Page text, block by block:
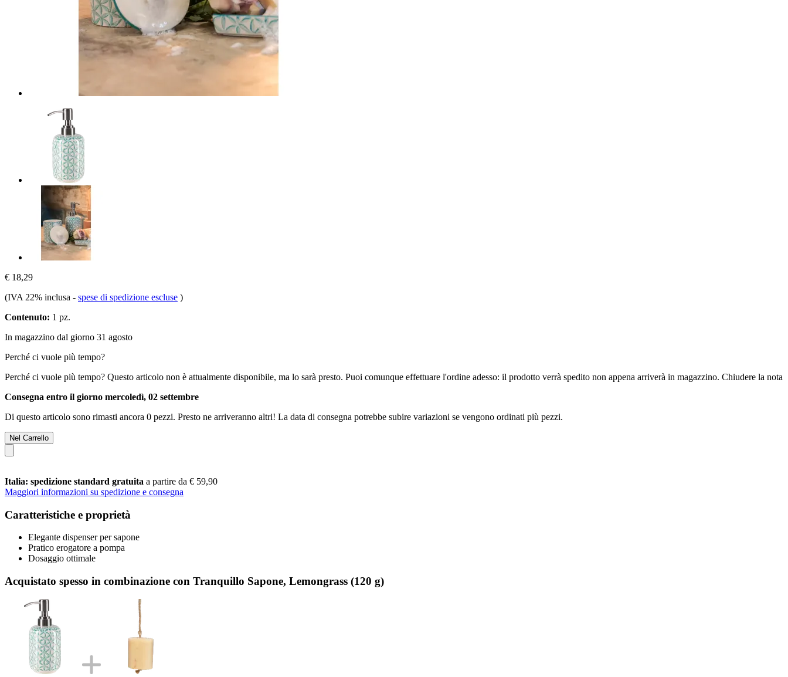
€ 18,29
(IVA 22% inclusa - spese di spedizione escluse )
Contenuto: 1 pz.
In magazzino dal giorno 31 agosto
Perché ci vuole più tempo?
Perché ci vuole più tempo? Questo articolo non è attualmente disponibile, ma lo sarà presto. Puoi comunque effettuare l'ordine adesso: il prodotto verrà spedito non appena arriverà in magazzino. Chiudere la nota
Consegna entro il giorno mercoledì, 02 settembre
Di questo articolo sono rimasti ancora 0 pezzi. Presto ne arriveranno altri! La data di consegna potrebbe subire variazioni se vengono ordinati più pezzi.
Nel Carrello
Italia: spedizione standard gratuita a partire da € 59,90
Maggiori informazioni su spedizione e consegna
Caratteristiche e proprietà
Elegante dispenser per sapone
Pratico erogatore a pompa
Dosaggio ottimale
Acquistato spesso in combinazione con Tranquillo Sapone, Lemongrass (120 g)